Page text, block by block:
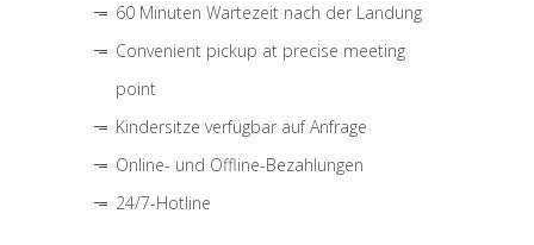
60 Minuten Wartezeit nach der Landung
Convenient pickup at precise meeting
point
Kindersitze verfügbar auf Anfrage
Online- und Offline-Bezahlungen
24/7-Hotline